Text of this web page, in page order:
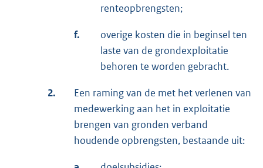
renteopbrengsten;
f.
overige kosten die in beginsel ten
laste van de grondexploitatie
behoren te worden gebracht.
2.
Een raming van de met het verlenen van
medewerking aan het in exploitatie
brengen van gronden verband
houdende opbrengsten, bestaande uit: